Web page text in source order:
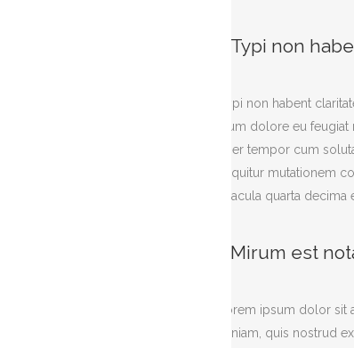
Typi non
Typi non habent
illum dolore eu
liber tempor cum
sequitur mutationem
seacula quarta decima
Mirum est
Lorem ipsum dolor
veniam, quis nostrud